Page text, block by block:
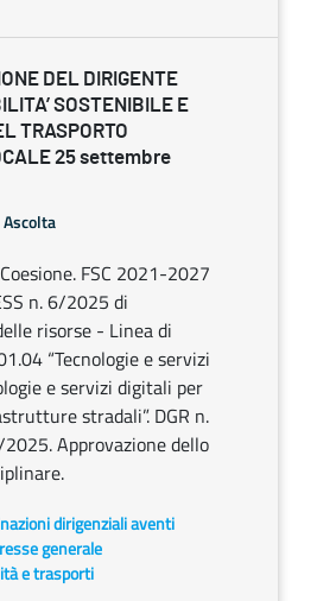
DEL DIRIGENTE
SOSTENIBILE E
TRASPORTO
25 settembre
Ascolta
FSC 2021-2027
n. 6/2025 di
risorse - Linea di
“Tecnologie e servizi
e servizi digitali per
stradali”. DGR n.
Approvazione dello
dirigenziali aventi
generale
e trasporti